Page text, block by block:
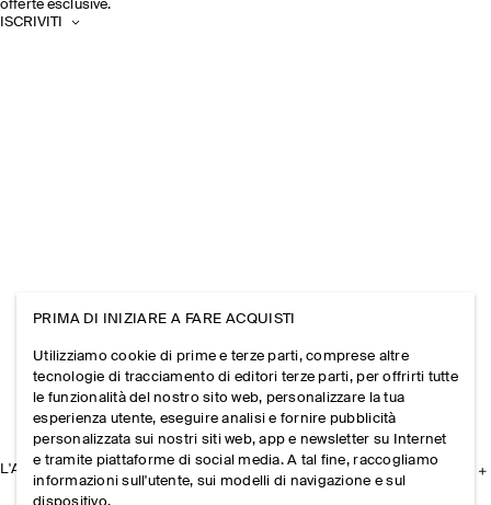
offerte esclusive.
ISCRIVITI
L'AZIENDA
PRIMA DI INIZIARE A FARE ACQUISTI
Utilizziamo cookie di prime e terze parti, comprese altre
tecnologie di tracciamento di editori terze parti, per offrirti tutte
le funzionalità del nostro sito web, personalizzare la tua
esperienza utente, eseguire analisi e fornire pubblicità
personalizzata sui nostri siti web, app e newsletter su Internet
e tramite piattaforme di social media. A tal fine, raccogliamo
informazioni sull'utente, sui modelli di navigazione e sul
dispositivo.